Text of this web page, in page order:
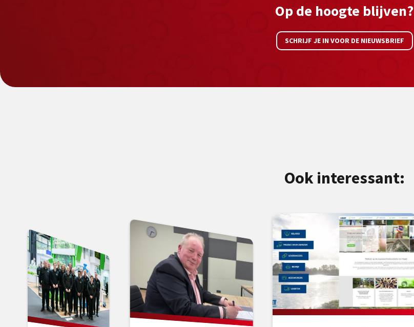
Op de hoogte blijven?
SCHRIJF JE IN VOOR DE NIEUWSBRIEF
Ook interessant: